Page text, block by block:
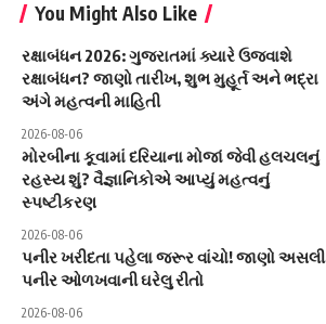
You Might Also Like
રક્ષાબંધન 2026: ગુજરાતમાં ક્યારે ઉજવાશે
રક્ષાબંધન? જાણો તારીખ, શુભ મુહૂર્ત અને ભદ્રા
અંગે મહત્વની માહિતી
2026-08-06
મોરબીના કૂવામાં દરિયાના મોજાં જેવી હલચલનું
રહસ્ય શું? વૈજ્ઞાનિકોએ આપ્યું મહત્વનું
સ્પષ્ટીકરણ
2026-08-06
પનીર ખરીદતા પહેલા જરૂર વાંચો! જાણો અસલી
પનીર ઓળખવાની ઘરેલુ રીતો
2026-08-06